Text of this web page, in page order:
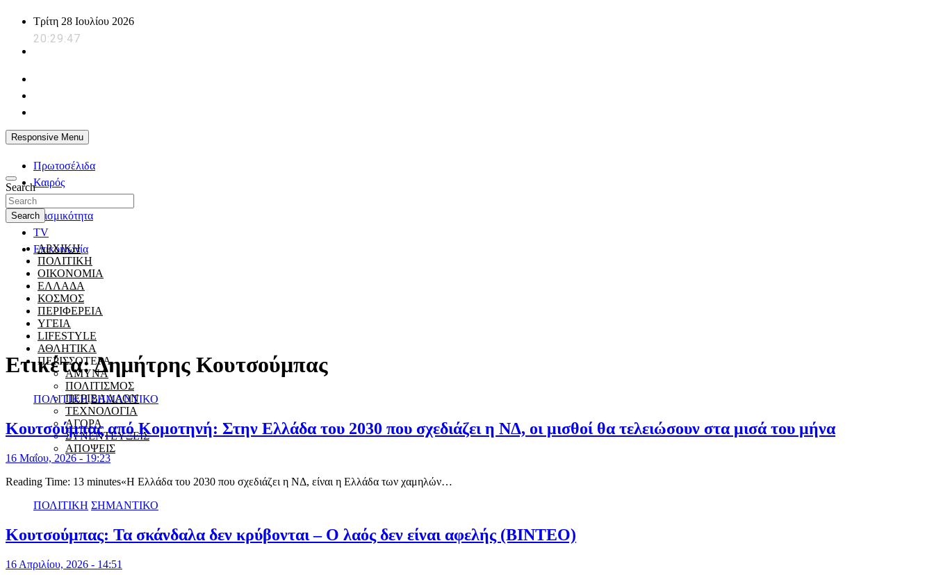
content
Τρίτη 28 Ιουλίου 2026
20:29:48
Responsive Menu
Πρωτοσέλιδα
Καιρός
Ζώδια
Σεισμικότητα
TV
Επικοινωνία
powerplayer.gr
Search
Search
ΑΡΧΙΚΗ
ΠΟΛΙΤΙΚΗ
ΟΙΚΟΝΟΜΙΑ
ΕΛΛΑΔΑ
ΚΟΣΜΟΣ
ΠΕΡΙΦΕΡΕΙΑ
ΥΓΕΙΑ
LIFESTYLE
ΑΘΛΗΤΙΚΑ
ΠΕΡΙΣΣΟΤΕΡΑ
ΑΜΥΝΑ
ΠΟΛΙΤΙΣΜΟΣ
ΠΕΡΙΒΑΛΛΟΝ
ΤΕΧΝΟΛΟΓΙΑ
ΑΓΟΡΑ
ΣΥΝΕΝΤΕΥΞΕΙΣ
ΑΠΟΨΕΙΣ
Ετικέτα:Δημήτρης Κουτσούμπας
ΠΟΛΙΤΙΚΗ ΣΗΜΑΝΤΙΚΟ
Κουτσούμπας από Κομοτηνή: Στην Ελλάδα του 2030 που σχεδιάζει η ΝΔ, οι μισθοί θα τελειώσουν στα μισά του μήνα
16 Μαΐου, 2026 - 19:23
Reading Time: 13 minutes«Η Ελλάδα του 2030 που σχεδιάζει η ΝΔ, είναι η Ελλάδα των χαμηλών…
ΠΟΛΙΤΙΚΗ ΣΗΜΑΝΤΙΚΟ
Κουτσούμπας: Τα σκάνδαλα δεν κρύβονται – Ο λαός δεν είναι αφελής (ΒΙΝΤΕΟ)
16 Απριλίου, 2026 - 14:51